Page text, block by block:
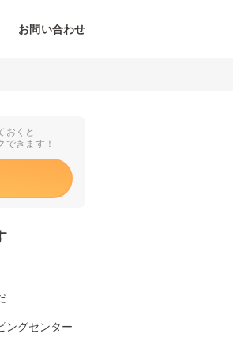
お問い合わせ
おくと
できます！
ングセンター